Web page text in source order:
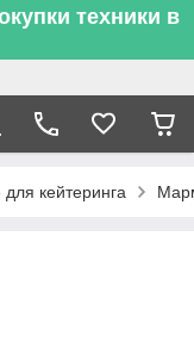
техники в
кейтеринга